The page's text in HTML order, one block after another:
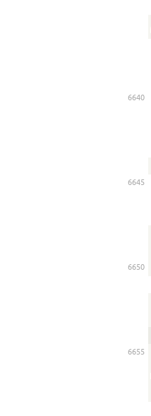
6640
6645
6650
6655